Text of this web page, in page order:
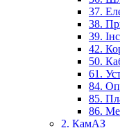
37.
38.
39.
42.
50.
61.
84.
85.
86.
2. КамАЗ